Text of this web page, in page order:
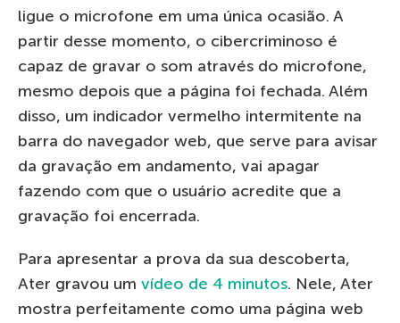
ligue o microfone em uma única ocasião. A
partir desse momento, o cibercriminoso é
capaz de gravar o som através do microfone,
mesmo depois que a página foi fechada. Além
disso, um indicador vermelho intermitente na
barra do navegador web, que serve para avisar
da gravação em andamento, vai apagar
fazendo com que o usuário acredite que a
gravação foi encerrada.
Para apresentar a prova da sua descoberta,
Ater gravou um vídeo de 4 minutos. Nele, Ater
mostra perfeitamente como uma página web